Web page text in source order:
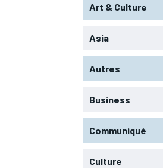
Art & Culture
Asia
Autres
Business
Communiqué
Culture